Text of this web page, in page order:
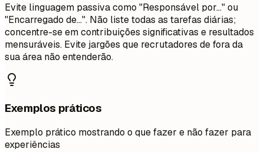
Evite linguagem passiva como "Responsável por..." ou
"Encarregado de...". Não liste todas as tarefas diárias;
concentre-se em contribuições significativas e resultados
mensuráveis. Evite jargões que recrutadores de fora da
sua área não entenderão.
Exemplos práticos
Exemplo prático mostrando o que fazer e não fazer para
experiências